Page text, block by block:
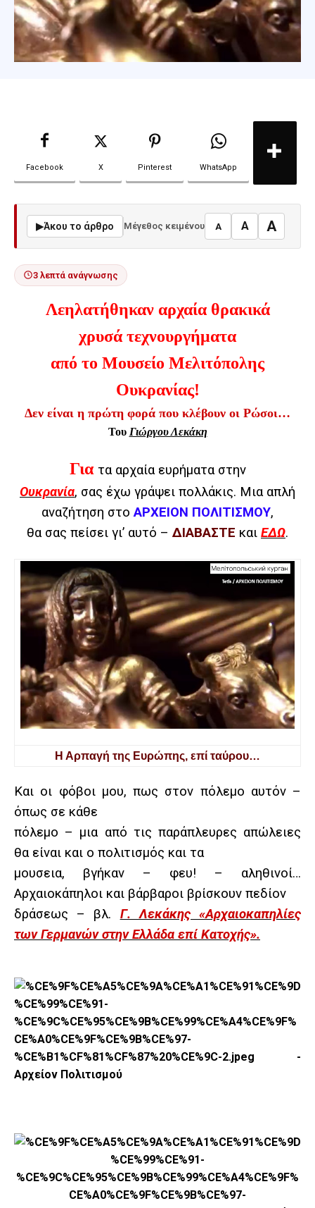
Facebook X Pinterest WhatsApp
▶Άκου το άρθρο Μέγεθος κειμένου A A A
3 λεπτά ανάγνωσης
Λεηλατήθηκαν αρχαία θρακικά
χρυσά τεχνουργήματα
από το Μουσείο Μελιτόπολης
Ουκρανίας!
Δεν είναι η πρώτη φορά που κλέβουν οι Ρώσοι…
Του Γιώργου Λεκάκη
Για τα αρχαία ευρήματα στην
Ουκρανία, σας έχω γράψει πολλάκις. Μια απλή
αναζήτηση στοΑΡΧΕΙΟΝ ΠΟΛΙΤΙΣΜΟΥ,
θα σας πείσει γι’ αυτό – ΔΙΑΒΑΣΤΕ και ΕΔΩ.
Η Αρπαγή της Ευρώπης, επί ταύρου…
Και οι φόβοι μου, πως στον πόλεμο αυτόν –
όπως σε κάθε
πόλεμο – μια από τις παράπλευρες απώλειες
θα είναι και ο πολιτισμός και τα
μουσεια, βγήκαν – φευ! – αληθινοί…
Αρχαιοκάπηλοι και βάρβαροι βρίσκουν πεδίον
δράσεως – βλ. Γ. Λεκάκης «Αρχαιοκαπηλίες
των Γερμανών στην Ελλάδα επί Κατοχής».